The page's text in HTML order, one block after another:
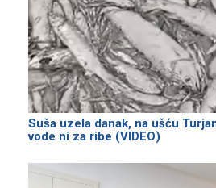
Suša uzela danak, na ušću
vode ni za ribe (VIDEO)